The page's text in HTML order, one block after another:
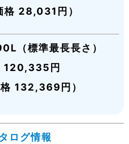
格 28,031円）
（標準最長長さ）
120,335円
格 132,369円）
ログ情報